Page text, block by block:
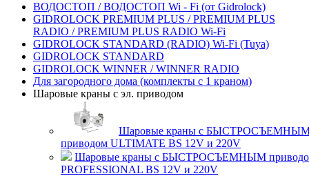
ВОДОСТОП / ВОДОСТОП Wi - Fi (от Gidrolock)
GIDROLOCK PREMIUM PLUS / PREMIUM PLUS
RADIO / PREMIUM PLUS RADIO Wi-Fi
GIDROLOCK STANDARD (RADIO) Wi-Fi (Tuya)
GIDROLOCK STANDARD
GIDROLOCK WINNER / WINNER RADIO
Для загородного дома (комплекты с 1 краном)
Шаровые краны с эл. приводом
Шаровые краны с
приводом ULTIMATE BS 12V и 220V
Шаровые краны с БЫСТРОСЪЕМНЫМ
PROFESSIONAL BS 12V и 220V